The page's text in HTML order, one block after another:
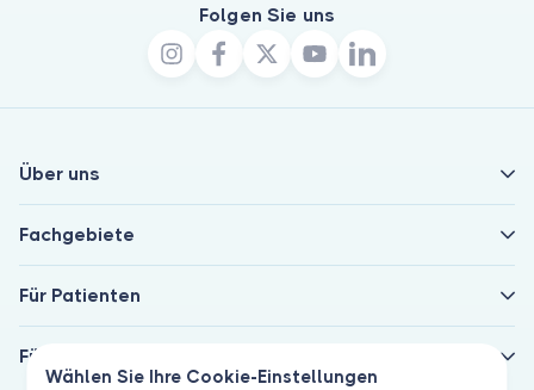
Wählen Sie Ihre Cookie-Einstellungen
Folgen Sie uns
Über uns
Fachgebiete
Für Patienten
Für Ärzte